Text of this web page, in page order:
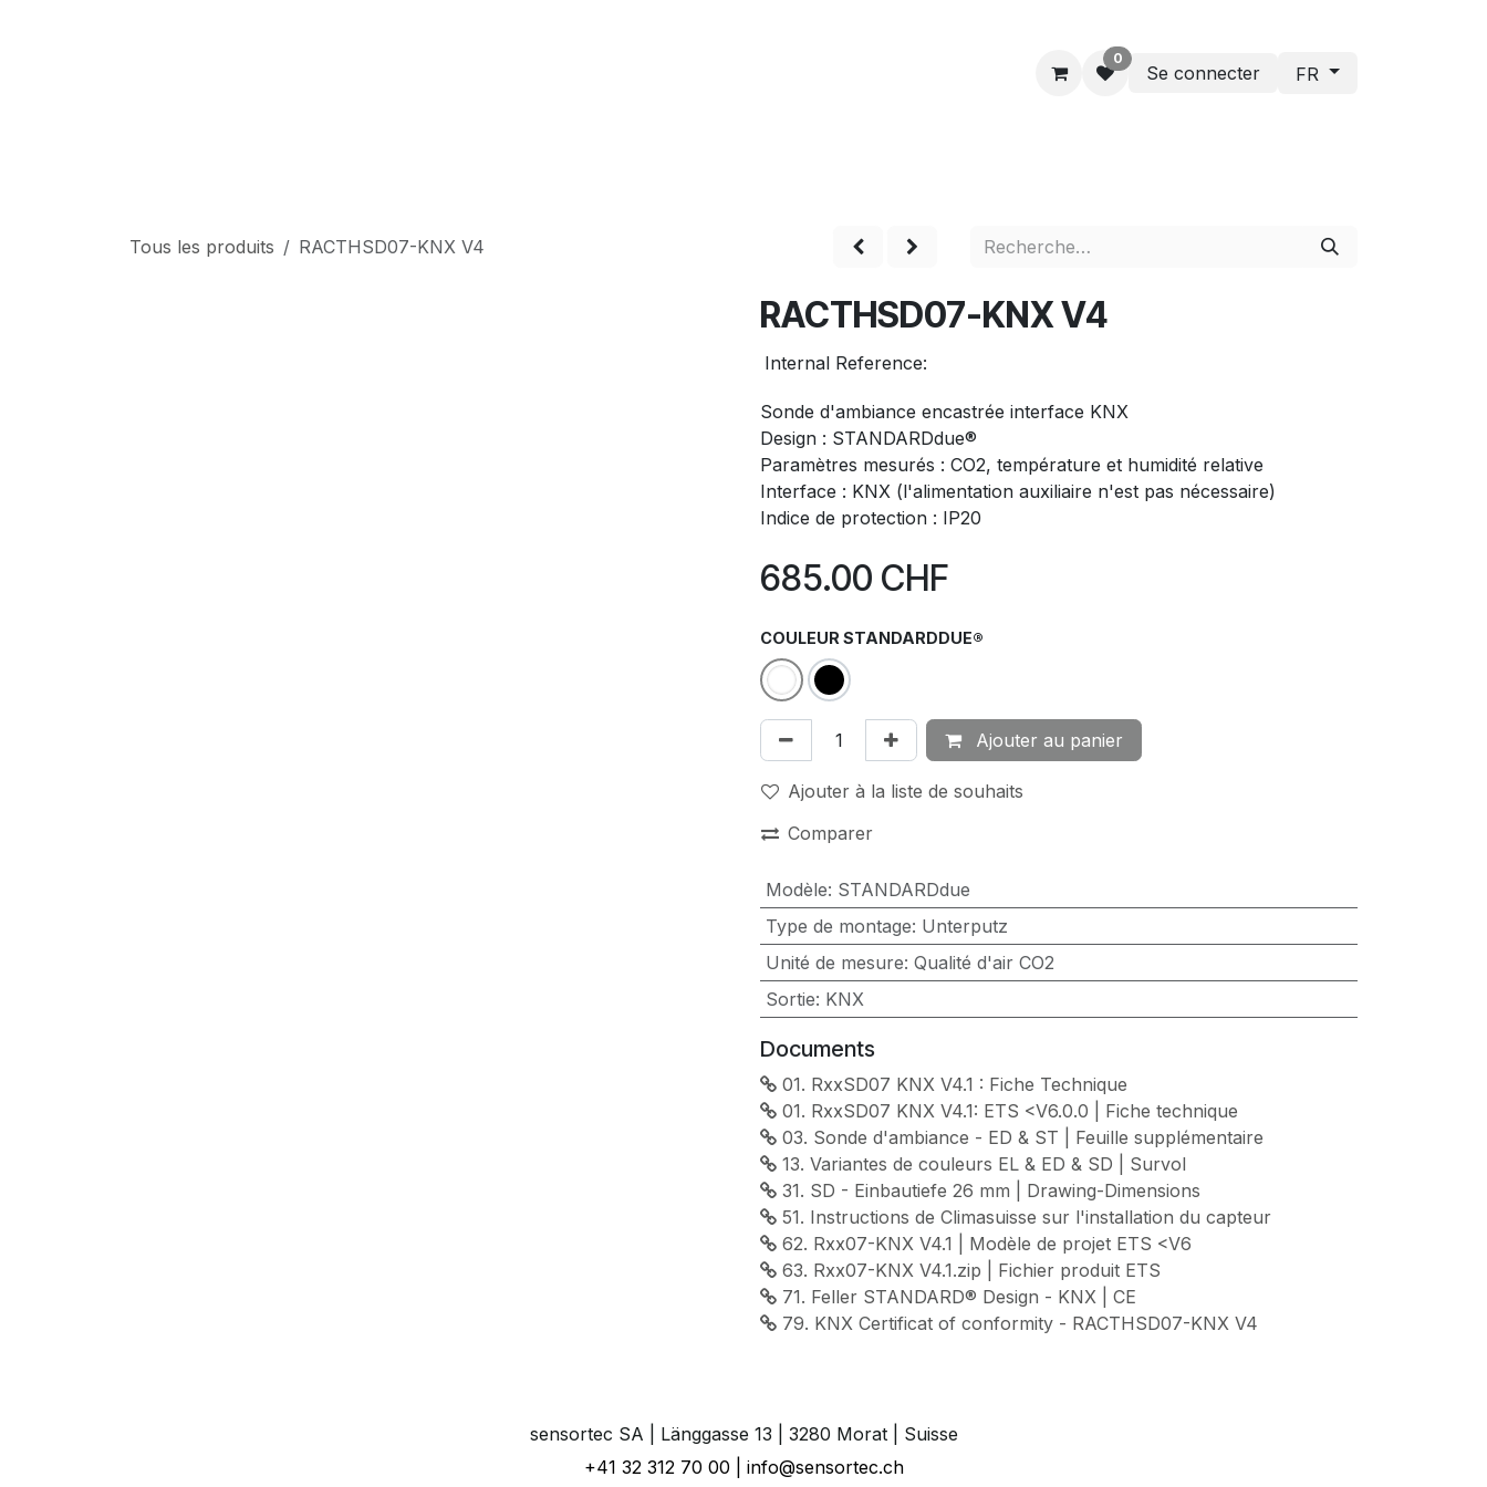
0
Se connecter FR
Tous les produits RACTHSD07-KNX V4
RACTHSD07-KNX V4
Internal Reference:
Sonde d'ambiance encastrée interface KNX
Design : STANDARDdue®
Paramètres mesurés : CO2, température et humidité relative
Interface : KNX (l'alimentation auxiliaire n'est pas nécessaire)
Indice de protection : IP20
685.00 CHF
COULEUR STANDARDDUE®
Ajouter au panier
Ajouter à la liste de souhaits
Comparer
Modèle: STANDARDdue
Type de montage: Unterputz
Unité de mesure: Qualité d'air CO2
Sortie: KNX
Documents
01. RxxSD07 KNX V4.1 : Fiche Technique
01. RxxSD07 KNX V4.1: ETS <V6.0.0 | Fiche technique
03. Sonde d'ambiance - ED & ST | Feuille supplémentaire
13. Variantes de couleurs EL & ED & SD | Survol
31. SD - Einbautiefe 26 mm | Drawing-Dimensions
51. Instructions de Climasuisse sur l'installation du capteur
62. Rxx07-KNX V4.1 | Modèle de projet ETS <V6
63. Rxx07-KNX V4.1.zip | Fichier produit ETS
71. Feller STANDARD® Design - KNX | CE
79. KNX Certificat of conformity - RACTHSD07-KNX V4
sensortec SA | Länggasse 13 | 3280 Morat | Suisse
+41 32 312 70 00 | info@sensortec.ch